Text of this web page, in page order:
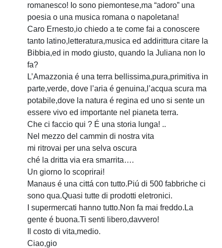
romanesco! Io sono piemontese,ma “adoro” una
poesia o una musica romana o napoletana!
Caro Ernesto,io chiedo a te come fai a conoscere
tanto latino,letteratura,musica ed addirittura citare la
Bibbia,ed in modo giusto, quando la Juliana non lo
fa?
L’Amazzonia é una terra bellissima,pura,primitiva in
parte,verde, dove l’aria é genuina,l’acqua scura ma
potabile,dove la natura é regina ed uno si sente un
essere vivo ed importante nel pianeta terra.
Che ci faccio qui ? É una storia lunga! ..
Nel mezzo del cammin di nostra vita
mi ritrovai per una selva oscura
ché la dritta via era smarrita….
Un giorno lo scoprirai!
Manaus é una cittá con tutto.Piú di 500 fabbriche ci
sono qua.Quasi tutte di prodotti eletronici.
I supermercati hanno tutto.Non fa mai freddo.La
gente é buona.Ti senti libero,davvero!
Il costo di vita,medio.
Ciao,gio